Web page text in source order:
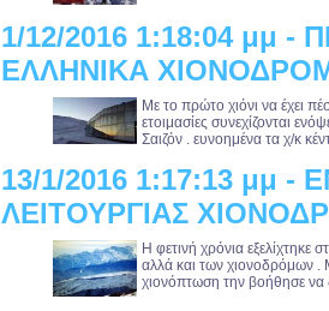
1/12/2016 1:18:04 μμ -
ΕΛΛΗΝΙΚΑ
Με το πρώτο χιόνι να έχει
ετοιμασίες συνεχίζονται
Σαιζόν . ευνοημένα τα χ/κ
13/1/2016 1:17:13 μμ
ΛΕΙΤΟΥΡΓΙΑΣ
Η φετινή χρόνια εξελίχτηκε
αλλά και των χιονοδρόμων .
χιονόπτωση την βοήθησε